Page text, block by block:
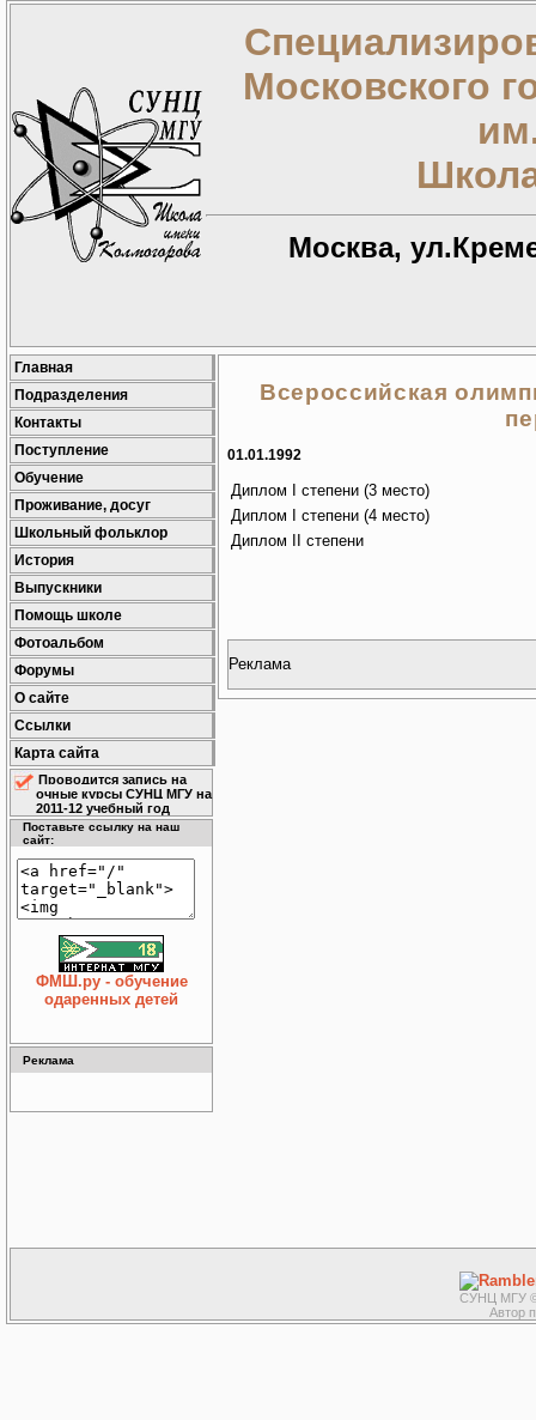
Московского
Москва,
Главная
Подразделения
Контакты
Поступление
Обучение
Проживание, досуг
Школьный фольклор
История
Выпускники
Помощь школе
Фотоальбом
Форумы
О сайте
Ссылки
Карта сайта
Проводится запись на
очные курсы СУНЦ МГУ на
2011-12 учебный год
Поставьте ссылку на наш
сайт:
ФМШ.ру - обучение
одаренных детей
Реклама
Всероссийская
01.01.1992
Диплом I степени (3 место)
Диплом I степени (4 место)
Диплом II степени
Реклама
СУНЦ МГУ ©
Автор